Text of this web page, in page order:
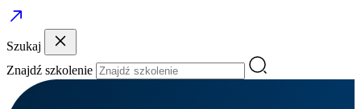
Szukaj
Znajdź szkolenie